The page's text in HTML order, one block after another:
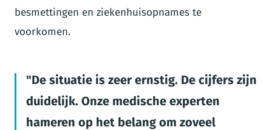
besmettingen en ziekenhuisopnames te
voorkomen.
De situatie is zeer ernstig. De cijfers zijn
duidelijk. Onze medische experten
hameren op het belang om zoveel